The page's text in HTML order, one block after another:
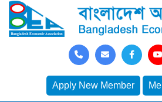
Apply New Member